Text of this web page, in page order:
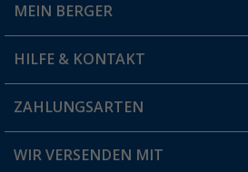
Filiale finden
MEIN BERGER
Vorteilskarte
Blog
HILFE & KONTAKT
FAQ & Kontakt
Versandinformationen
ZAHLUNGSARTEN
WIR VERSENDEN MIT